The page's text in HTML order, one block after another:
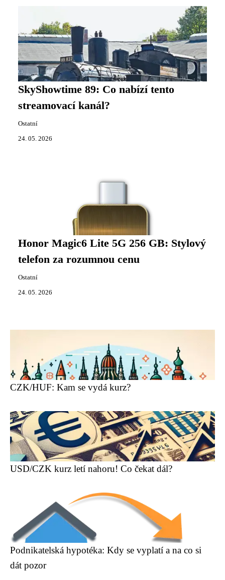
SkyShowtime 89: Co nabízí tento
streamovací kanál?
Ostatní
24. 05. 2026
Honor Magic6 Lite 5G 256 GB: Stylový
telefon za rozumnou cenu
Ostatní
24. 05. 2026
CZK/HUF: Kam se vydá kurz?
USD/CZK kurz letí nahoru! Co čekat dál?
Podnikatelská hypotéka: Kdy se vyplatí a na co si
dát pozor